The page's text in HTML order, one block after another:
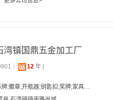
湾镇国鼎五金加工厂
｜ 12 年 |
标牌;徽章;开瓶器;钥匙扣;奖牌;家具五金，标牌;箱包五金，标牌;门牌;皮带扣;冰箱贴;铭牌;假珐琅标牌，奖牌;假珐琅徽章;假珐琅开瓶器;烤漆标牌;个性书签;抛光水果签;时尚水果叉;锌合金狗牌;酒店门牌号